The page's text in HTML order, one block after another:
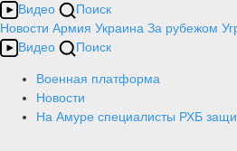
Видео
Поиск
Новости Армия Украина За рубежом
Видео
Поиск
Военная платформа
Новости
На Амуре специалисты РХБ